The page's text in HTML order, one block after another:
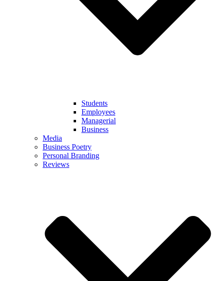
Students
Employees
Managerial
Business
Media
Business Poetry
Personal Branding
Reviews